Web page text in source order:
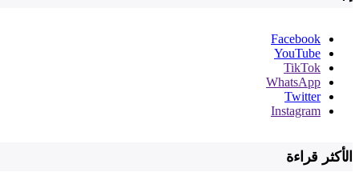
Facebook
YouTube
TikTok
WhatsApp
Twitter
Instagram
الأكثر قراءة